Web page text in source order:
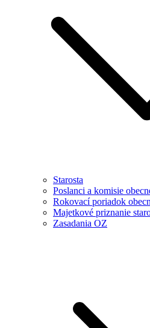
Starosta
Poslanci a komisie
Rokovací poriadok
Majetkové priznanie
Zasadania OZ